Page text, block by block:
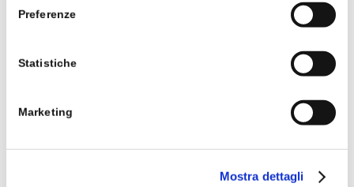
Preferenze
Statistiche
Marketing
Mostra dettagli